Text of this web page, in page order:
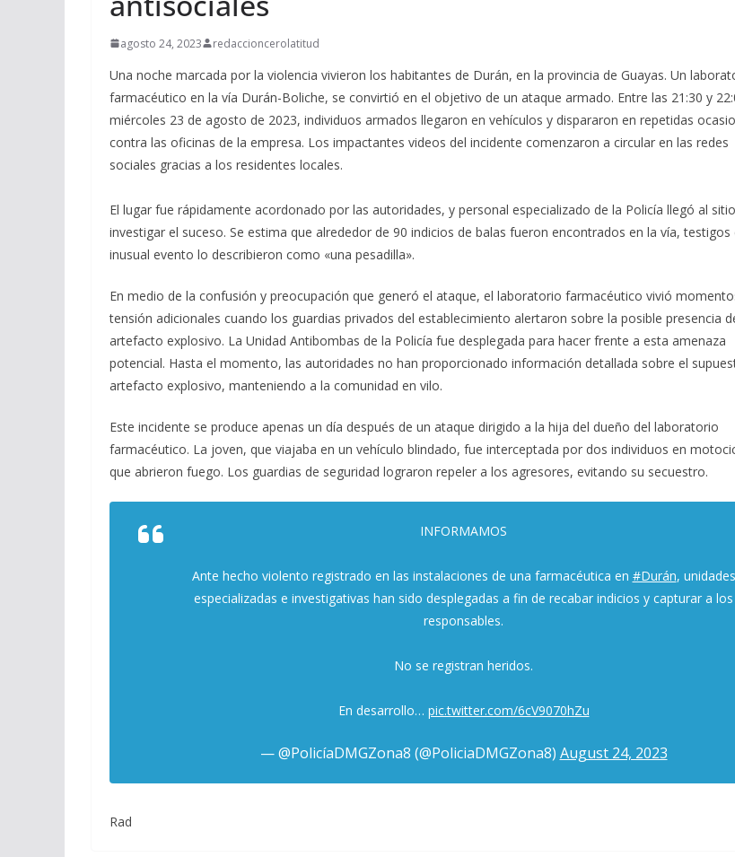
agosto 24, 2023 redaccioncerolatitud
Una noche marcada por la violencia vivieron los habitantes de Durán, en la provincia de Guayas. Un
farmacéutico en la vía Durán-Boliche, se convirtió en el objetivo de un ataque armado. Entre las 21:30 y
miércoles 23 de agosto de 2023, individuos armados llegaron en vehículos y dispararon en repetidas
contra las oficinas de la empresa. Los impactantes videos del incidente comenzaron a circular en las redes
sociales gracias a los residentes locales.
El lugar fue rápidamente acordonado por las autoridades, y personal especializado de la Policía llegó al
investigar el suceso. Se estima que alrededor de 90 indicios de balas fueron encontrados en la vía, testigos
inusual evento lo describieron como «una pesadilla».
En medio de la confusión y preocupación que generó el ataque, el laboratorio farmacéutico vivió
tensión adicionales cuando los guardias privados del establecimiento alertaron sobre la posible presencia
artefacto explosivo. La Unidad Antibombas de la Policía fue desplegada para hacer frente a esta amenaza
potencial. Hasta el momento, las autoridades no han proporcionado información detallada sobre el
artefacto explosivo, manteniendo a la comunidad en vilo.
Este incidente se produce apenas un día después de un ataque dirigido a la hija del dueño del laboratorio
farmacéutico. La joven, que viajaba en un vehículo blindado, fue interceptada por dos individuos en
que abrieron fuego. Los guardias de seguridad lograron repeler a los agresores, evitando su secuestro.
INFORMAMOS
Ante hecho violento registrado en las instalaciones de una farmacéutica en #Durán, unidades
especializadas e investigativas han sido desplegadas a fin de recabar indicios y capturar a los
responsables.
No se registran heridos.
En desarrollo… pic.twitter.com/6cV9070hZu
— @PolicíaDMGZona8 (@PoliciaDMGZona8) August 24, 2023
Rad